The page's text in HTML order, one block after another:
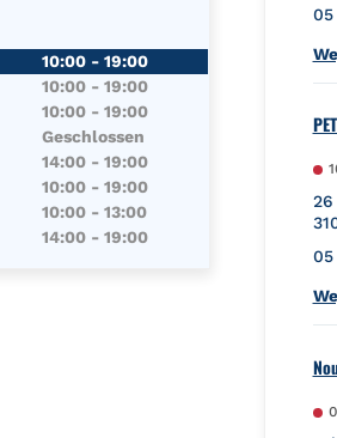
10:00 -19:00
10:00 -19:00
10:00 -19:00
Geschlossen
14:00 -19:00
10:00 -19:00
10:00 -13:00
14:00 -19:00
26
05